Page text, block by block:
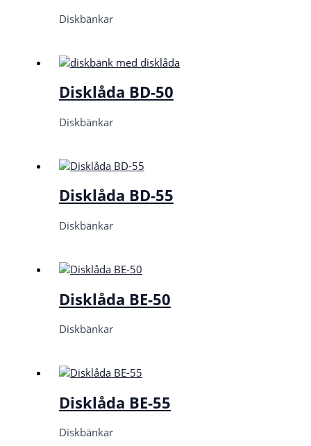
Diskbänkar
Disklåda BD-50
Diskbänkar
Disklåda BD-55
Diskbänkar
Disklåda BE-50
Diskbänkar
Disklåda BE-55
Diskbänkar